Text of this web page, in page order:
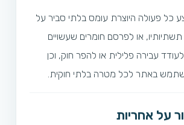
כל פעולה היוצרת עומס בלתי סביר על
או לפרסם חומרים שעשויים
עבירה פלילית או להפר חוק, וכן
באתר לכל מטרה בלתי חוקית.